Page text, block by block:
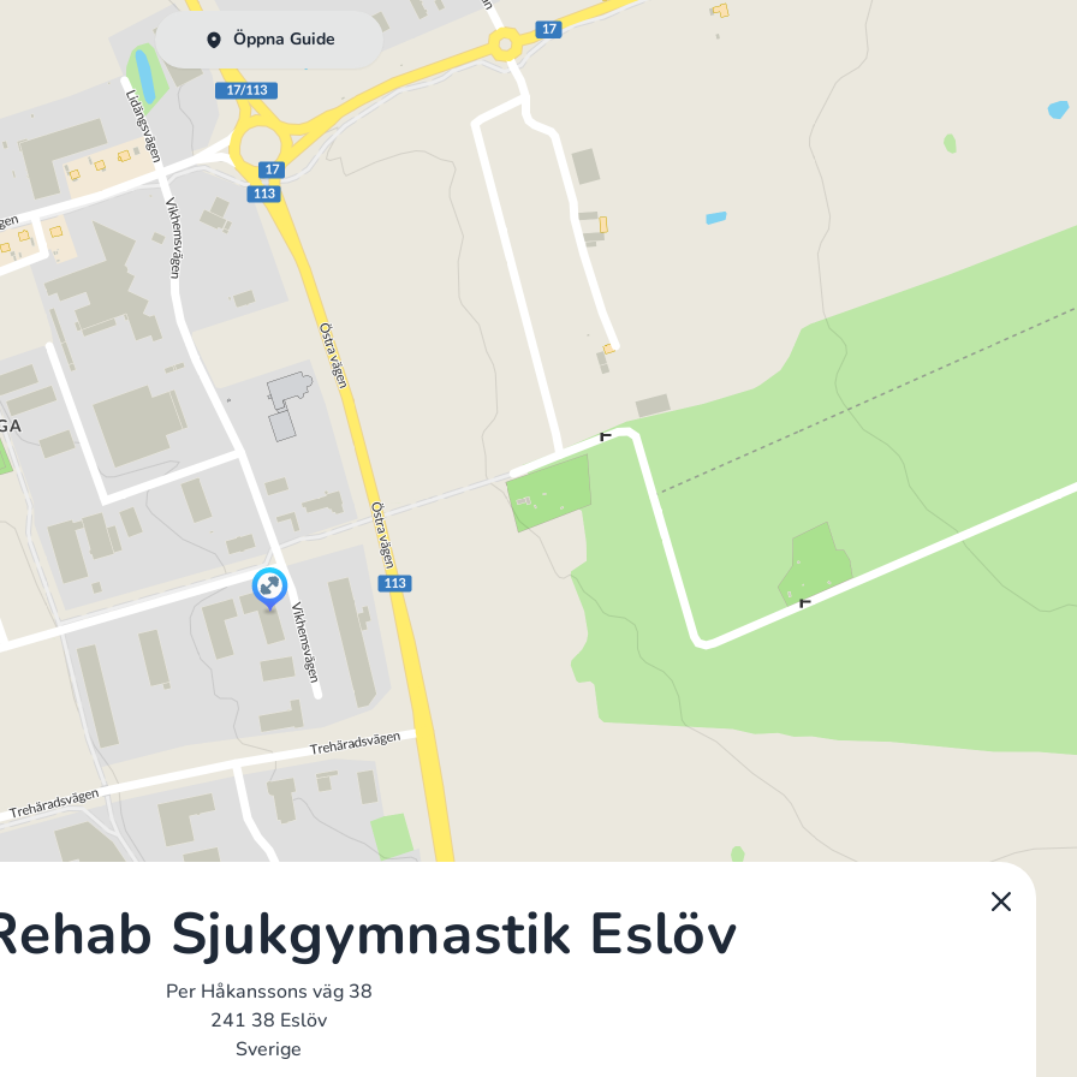
Öppna Guide
Sjukgymnastik Eslöv
Per Håkanssons väg 38
241 38 Eslöv
Sverige